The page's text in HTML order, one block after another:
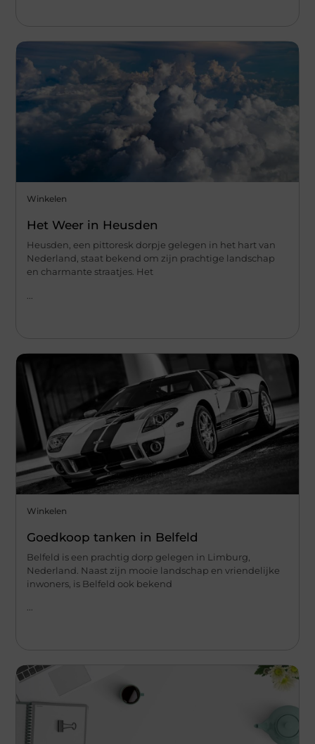
Winkelen
Het Weer in Heusden
Heusden, een pittoresk dorpje gelegen in het hart van
Nederland, staat bekend om zijn prachtige landschap
en charmante straatjes. Het
Winkelen
Goedkoop tanken in Belfeld
Belfeld is een prachtig dorp gelegen in Limburg,
Nederland. Naast zijn mooie landschap en vriendelijke
inwoners, is Belfeld ook bekend